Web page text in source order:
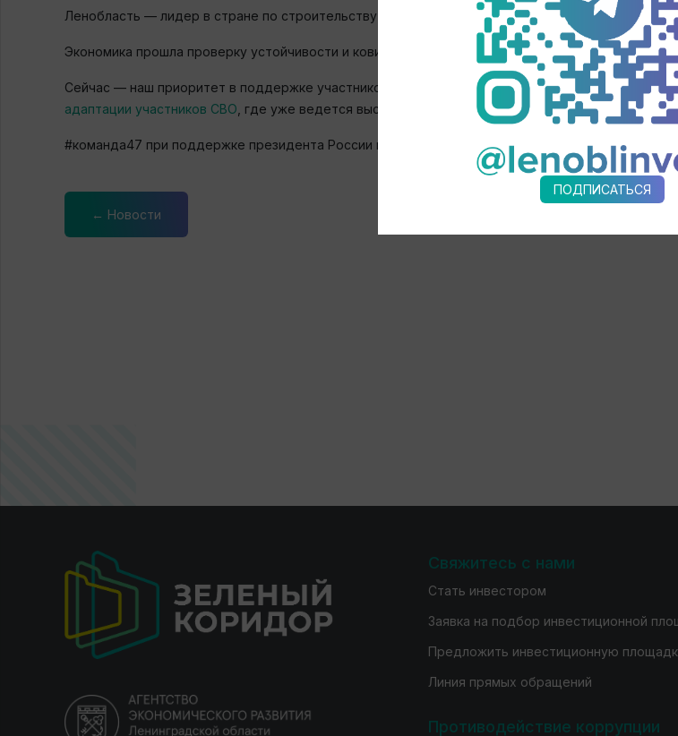
Ленобласть — лидер в стране по строительству жилья, производству широкого перечня
Экономика прошла проверку устойчивости и ковидом, и санкциям.
Сейчас — наш приоритет в поддержке участников СВО: регион обеспечивает более 80 льгот.
адаптации участников СВО , где уже ведется высокотехнологичное протезирование и
#команда47 при поддержке президента России продолжит работу по повышению качества
← Новости
Свяжитесь с нами
Стать инвестором
Заявка на подбор инвестиционной
Предложить инвестиционную
Линия прямых обращений
Противодействие коррупции
ПОДПИСАТЬСЯ